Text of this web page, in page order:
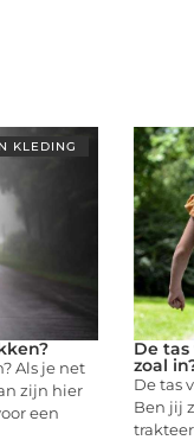
KLEDING
Als je net
zijn hier
een
De
zoal
De tas
Ben jij